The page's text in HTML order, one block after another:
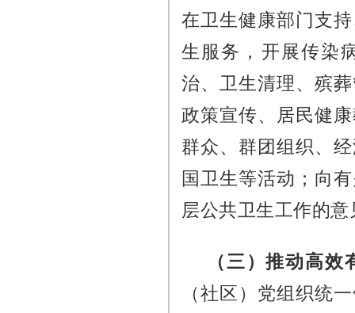
在卫生健康部门支
生服务，开展传染
治、卫生清理、殡
政策宣传、居民健
群众、群团组织、
国卫生等活动；向
层公共卫生工作的
（三）推动高
（社区）党组织统